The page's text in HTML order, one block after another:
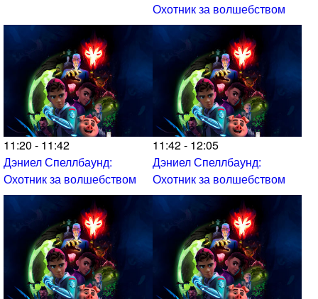
Охотник за волшебством
11:20 - 11:42
Дэниел Спеллбаунд:
Охотник за волшебством
11:42 - 12:05
Дэниел Спеллбаунд:
Охотник за волшебством